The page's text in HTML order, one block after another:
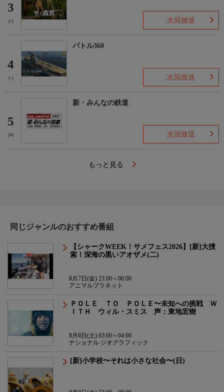
3
(-) 次回放送
4
(-)
バトル360
次回放送
5
(4)
新・みんなの鉄道
次回放送
もっと見る
同じジャンルのおすすめ番組
【シャークWEEK！サメフェス2026】[新]大捜
索！深海の黒いアオザメ(二)
8月7日(金) 23:00～00:00
アニマルプラネット
ＰＯＬＥ ＴＯ ＰＯＬＥ〜未知への挑戦 Ｗ
ＩＴＨ ウィル・スミス 声：東地宏樹
8月8日(土) 03:00～04:00
ナショナル ジオグラフィック
[新]小学校〜それは小さな社会〜(日)